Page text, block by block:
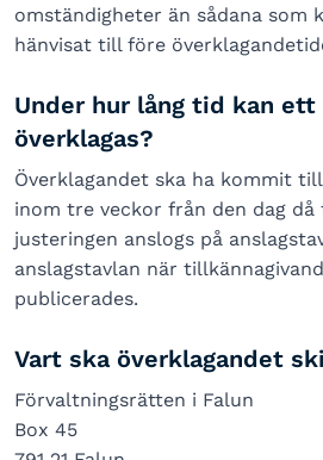
omständigheter än sådana som
hänvisat till före
Under hur lång tid kan
överklagas?
Överklagandet ska ha kommit
inom tre veckor från den dag
justeringen anslogs på
anslagstavlan när
publicerades.
Vart ska överklagandet
Förvaltningsrätten i Falun
Box 45